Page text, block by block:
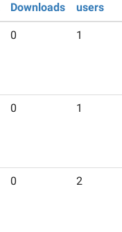
Downloads
users
0 1
0 1
0 2